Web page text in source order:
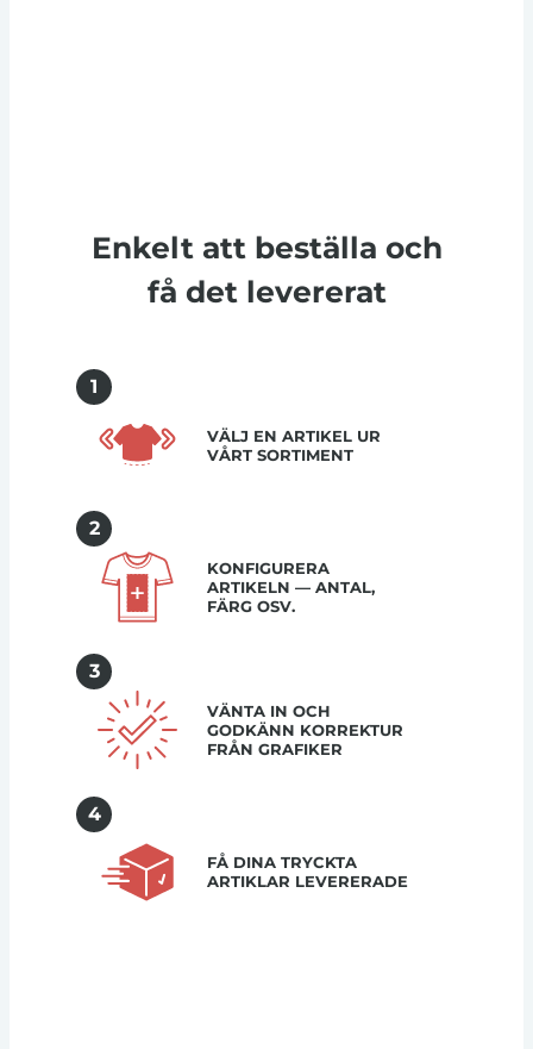
Enkelt att beställa och
få det levererat
1
VÄLJ EN ARTIKEL UR
VÅRT SORTIMENT
2
KONFIGURERA
ARTIKELN — ANTAL,
FÄRG OSV.
3
VÄNTA IN OCH
GODKÄNN KORREKTUR
FRÅN GRAFIKER
4
FÅ DINA TRYCKTA
ARTIKLAR LEVERERADE